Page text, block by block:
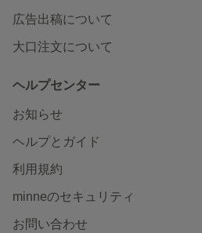
広告出稿について
大口注文について
ヘルプセンター
お知らせ
ヘルプとガイド
利用規約
minneのセキュリティ
お問い合わせ